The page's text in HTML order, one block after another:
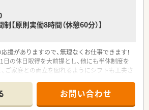
【原則実働8時間（休憩60分）】
援がありますので、無理なくお仕事できます！
の休日取得を大前提とし、他にも半休制度を
、ご家庭との両立を図れるようにシフトも工夫さ
不問で応募ができます。60歳が定年ですが、契
えもご相談可。
お問い合わせ